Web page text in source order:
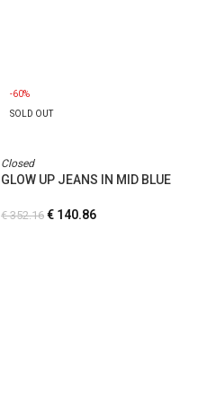
-60%
SOLD OUT
Closed
GLOW UP JEANS IN MID BLUE
€352.16 € 140.86